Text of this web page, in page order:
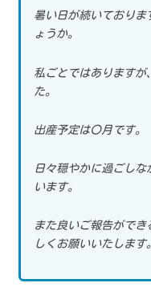
暑い日が続いておりま
ょうか。
私ごとではありますが
た。
出産予定は〇月です。
日々穏やかに過ごし
います。
また良いご報告がで
しくお願いいたします。